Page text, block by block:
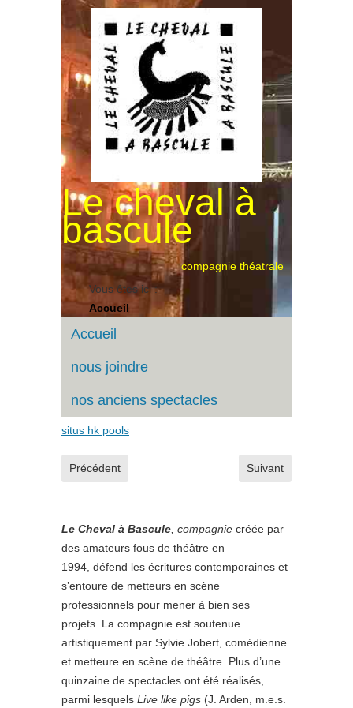
Le cheval à
bascule
compagnie théatrale
Vous êtes ici :
Accueil
Accueil
nous joindre
nos anciens spectacles
situs hk pools
Article précédent : Reprise avril
Précédent Article suivant :
Suivant
Le Cheval à Bascule, compagnie créée par
des amateurs fous de théâtre en
1994, défend les écritures contemporaines et
s’entoure de metteurs en scène
professionnels pour mener à bien ses
projets. La compagnie est soutenue
artistiquement par Sylvie Jobert, comédienne
et metteure en scène de théâtre. Plus d’une
quinzaine de spectacles ont été réalisés,
parmi lesquels Live like pigs (J. Arden, m.e.s.